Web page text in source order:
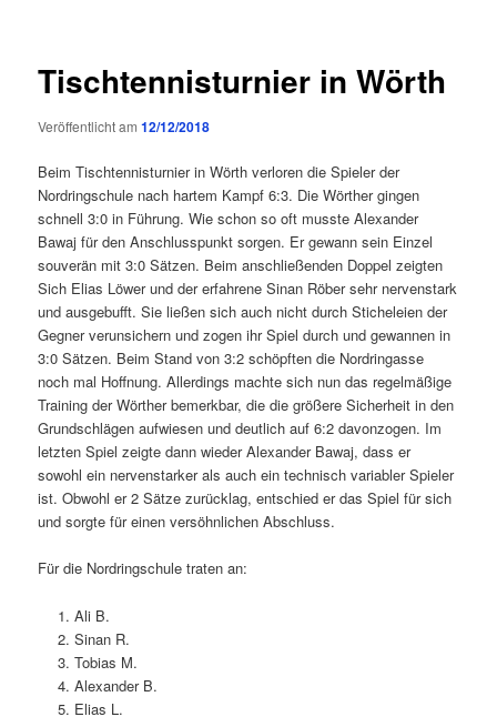
Tischtennisturnier in Wörth
Veröffentlicht am12/12/2018
Beim Tischtennisturnier in Wörth verloren die Spieler der
Nordringschule nach hartem Kampf 6:3. Die Wörther gingen
schnell 3:0 in Führung. Wie schon so oft musste Alexander
Bawaj für den Anschlusspunkt sorgen. Er gewann sein Einzel
souverän mit 3:0 Sätzen. Beim anschließenden Doppel zeigten
Sich Elias Löwer und der erfahrene Sinan Röber sehr nervenstark
und ausgebufft. Sie ließen sich auch nicht durch Sticheleien der
Gegner verunsichern und zogen ihr Spiel durch und gewannen in
3:0 Sätzen. Beim Stand von 3:2 schöpften die Nordringasse
noch mal Hoffnung. Allerdings machte sich nun das regelmäßige
Training der Wörther bemerkbar, die die größere Sicherheit in den
Grundschlägen aufwiesen und deutlich auf 6:2 davonzogen. Im
letzten Spiel zeigte dann wieder Alexander Bawaj, dass er
sowohl ein nervenstarker als auch ein technisch variabler Spieler
ist. Obwohl er 2 Sätze zurücklag, entschied er das Spiel für sich
und sorgte für einen versöhnlichen Abschluss.
Für die Nordringschule traten an:
Ali B.
Sinan R.
Tobias M.
Alexander B.
Elias L.